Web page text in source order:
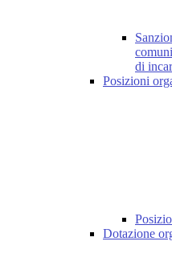
di
Posizioni
Dotazione